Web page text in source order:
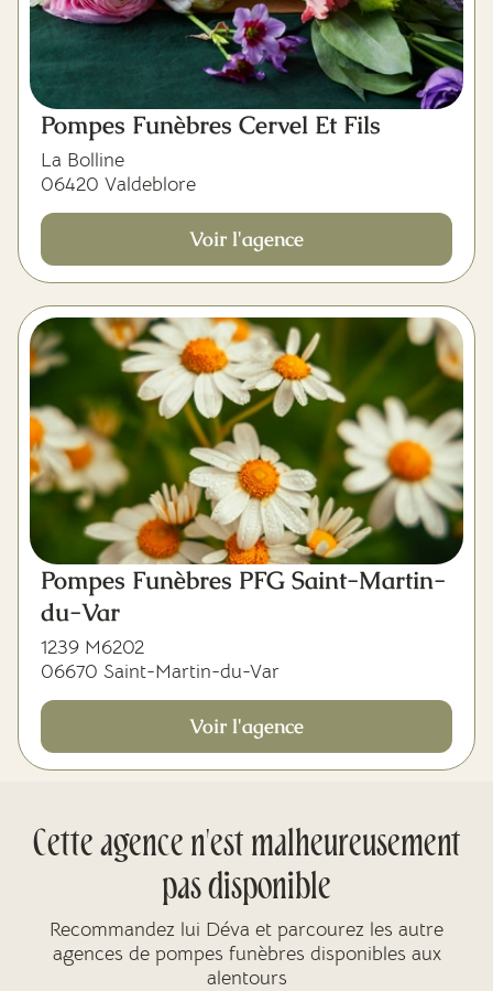
Pompes Funèbres Cervel Et Fils
La Bolline
06420 Valdeblore
Voir l'agence
Pompes Funèbres PFG Saint-Martin-
du-Var
1239 M6202
06670 Saint-Martin-du-Var
Voir l'agence
Cette agence n'est malheureusement
pas disponible
Recommandez lui Déva et parcourez les autre
agences de pompes funèbres disponibles aux
alentours